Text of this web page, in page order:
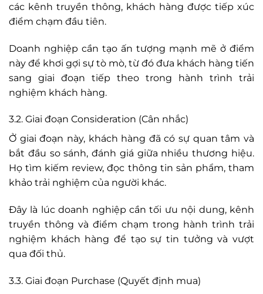
các kênh truyền thông, khách hàng được tiếp xúc
điểm chạm đầu tiên.
Doanh nghiệp cần tạo ấn tượng mạnh mẽ ở điểm
này để khơi gợi sự tò mò, từ đó đưa khách hàng tiến
sang giai đoạn tiếp theo trong hành trình trải
nghiệm khách hàng.
3.2. Giai đoạn Consideration (Cân nhắc)
Ở giai đoạn này, khách hàng đã có sự quan tâm và
bắt đầu so sánh, đánh giá giữa nhiều thương hiệu.
Họ tìm kiếm review, đọc thông tin sản phẩm, tham
khảo trải nghiệm của người khác.
Đây là lúc doanh nghiệp cần tối ưu nội dung, kênh
truyền thông và điểm chạm trong hành trình trải
nghiệm khách hàng để tạo sự tin tưởng và vượt
qua đối thủ.
3.3. Giai đoạn Purchase (Quyết định mua)